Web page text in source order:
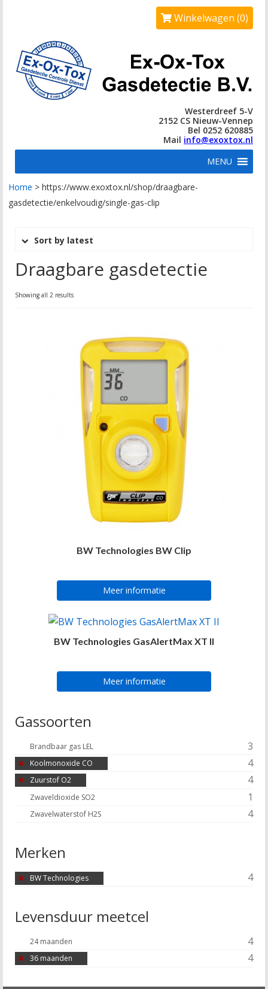
Winkelwagen (0)
Westerdreef 5-V
2152 CS Nieuw-Vennep
Bel 0252 620885
Mail info@exoxtox.nl
MENU
Home > https://www.exoxtox.nl/shop/draagbare-
gasdetectie/enkelvoudig/single-gas-clip
Sort by latest
Draagbare gasdetectie
Showing all 2 results
BW Technologies BW Clip
Meer informatie
BW Technologies GasAlertMax XT II
Meer informatie
Gassoorten
Brandbaar gas LEL 3
Koolmonoxide CO 4
Zuurstof O2 4
Zwaveldioxide SO2 1
Zwavelwaterstof H2S 4
Merken
BW Technologies 4
Levensduur meetcel
24 maanden 4
36 maanden 4